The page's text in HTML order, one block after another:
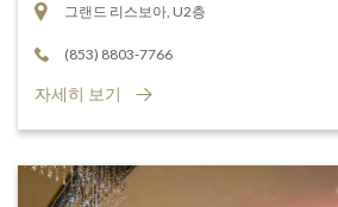
그랜드 리스보아, U2층
(853) 8803-7766
자세히 보기